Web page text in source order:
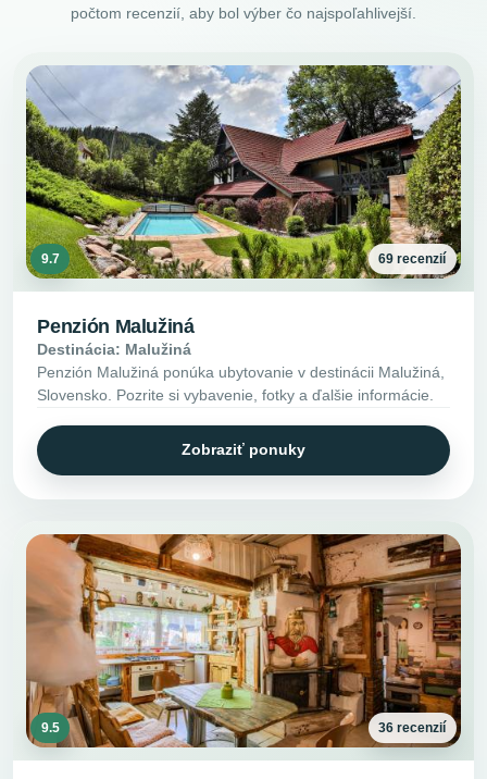
počtom recenzií, aby bol výber čo najspoľahlivejší.
9.7 69 recenzií
Penzión Malužiná
Destinácia: Malužiná
Penzión Malužiná ponúka ubytovanie v destinácii Malužiná,
Slovensko. Pozrite si vybavenie, fotky a ďalšie informácie.
Zobraziť ponuky
9.5 36 recenzií